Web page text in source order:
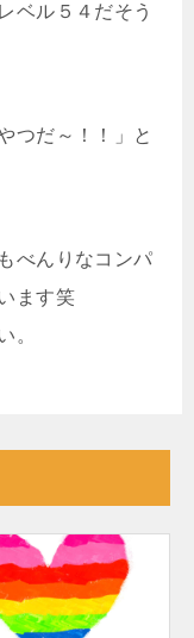
ベル５４だそう
つだ～！！」と
べんりなコンパ
ます笑
。